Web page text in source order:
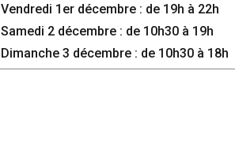
Vendredi 1er décembre : de 19h à 22h
Samedi 2 décembre : de 10h30 à 19h
Dimanche 3 décembre : de 10h30 à 18h